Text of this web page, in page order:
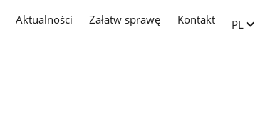
języka
Aktualności Załatw sprawę Kontakt Zmień
PL